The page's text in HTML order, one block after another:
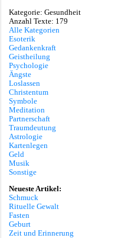
Kategorie: Gesundheit
Anzahl Texte: 179
Alle Kategorien
Esoterik
Gedankenkraft
Geistheilung
Psychologie
Ängste
Loslassen
Christentum
Symbole
Meditation
Partnerschaft
Traumdeutung
Astrologie
Kartenlegen
Geld
Musik
Sonstige
Neueste Artikel:
Schmuck
Rituelle Gewalt
Fasten
Geburt
Zeit und Erinnerung